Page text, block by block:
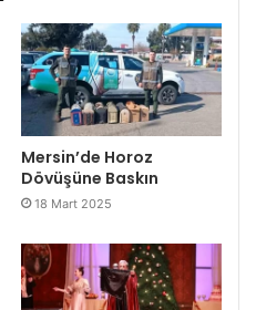
Mersin’de Horoz
Dövüşüne Baskın
18 Mart 2025